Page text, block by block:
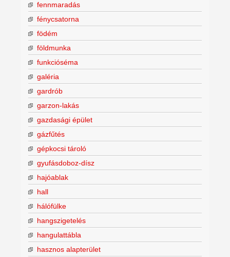
fennmaradás
fénycsatorna
födém
földmunka
funkcióséma
galéria
gardrób
garzon-lakás
gazdasági épület
gázfűtés
gépkocsi tároló
gyufásdoboz-dísz
hajóablak
hall
hálófülke
hangszigetelés
hangulattábla
hasznos alapterület